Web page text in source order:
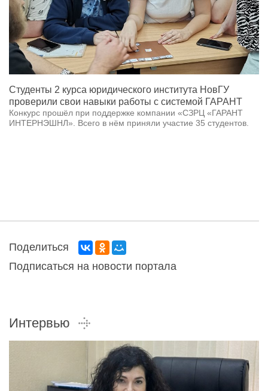
Студенты 2 курса юридического института НовГУ
проверили свои навыки работы с системой ГАРАНТ
Конкурс прошёл при поддержке компании «СЗРЦ «ГАРАНТ
ИНТЕРНЭШНЛ». Всего в нём приняли участие 35 студентов.
Поделиться
Подписаться на новости портала
Интервью